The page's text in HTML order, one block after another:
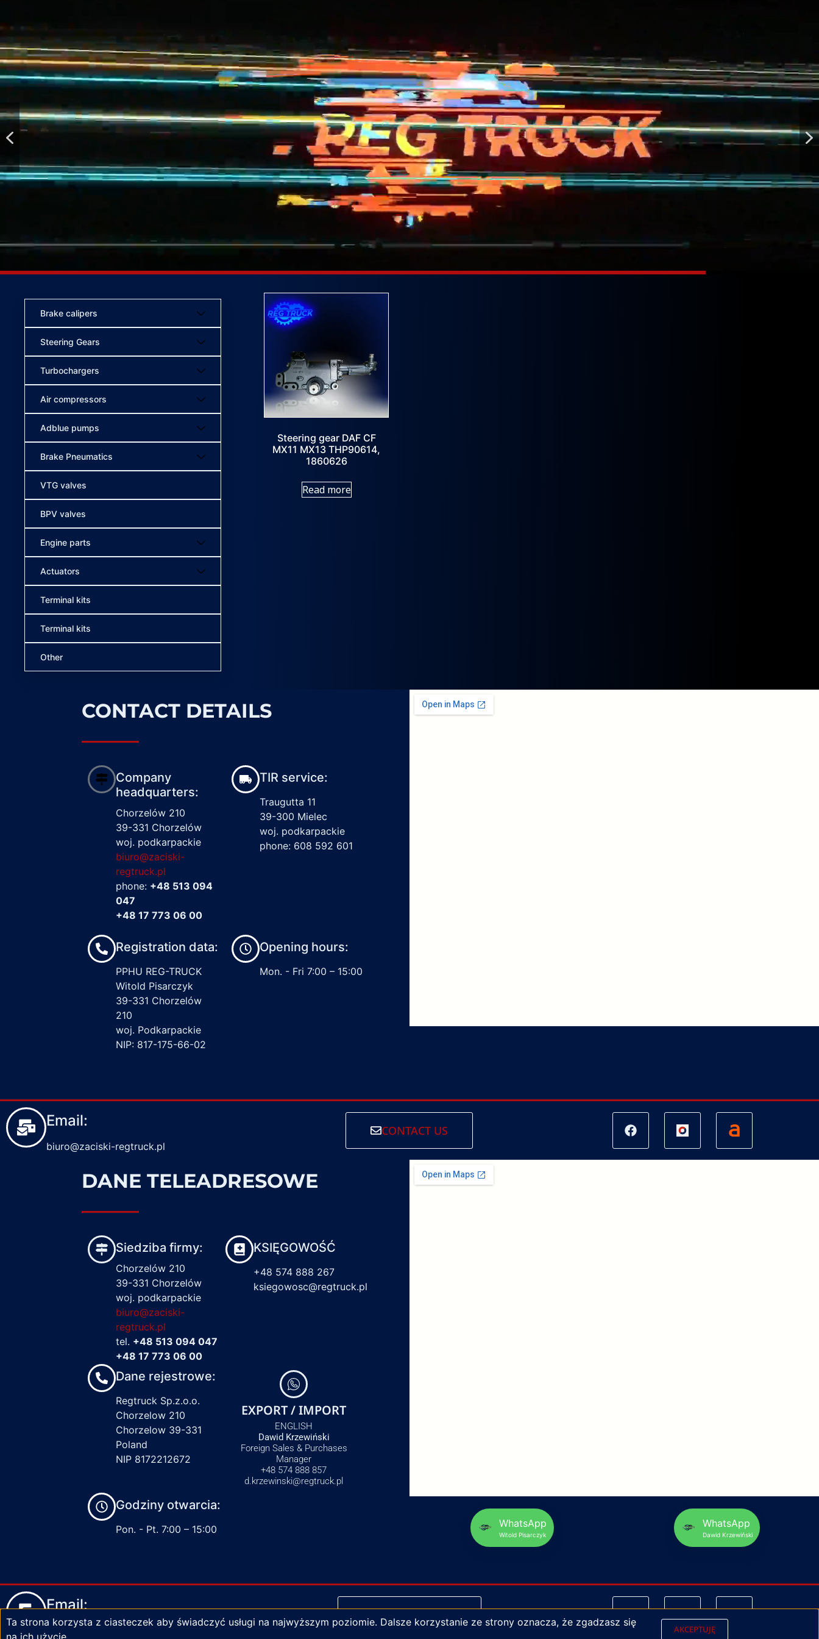
Brake calipers
Steering Gears
Turbochargers
Air compressors
Adblue pumps
Brake Pneumatics
VTG valves
BPV valves
Engine parts
Actuators
Terminal kits
Terminal kits
Other
Steering gear DAF CF
MX11 MX13 THP90614,
1860626
Read more
CONTACT DETAILS
Company
headquarters:
Chorzelów 210
39-331 Chorzelów
woj. podkarpackie
biuro@zaciski-
regtruck.pl
phone: +48 513 094
047
+48 17 773 06 00
TIR service:
Traugutta 11
39-300 Mielec
woj. podkarpackie
phone: 608 592 601
Registration data:
PPHU REG-TRUCK
Witold Pisarczyk
39-331 Chorzelów
210
woj. Podkarpackie
NIP: 817-175-66-02
Opening hours:
Mon. - Fri 7:00 – 15:00
Email:
biuro@zaciski-regtruck.pl
CONTACT US
DANE TELEADRESOWE
Siedziba firmy:
Chorzelów 210
39-331 Chorzelów
woj. podkarpackie
biuro@zaciski-
regtruck.pl
tel. +48 513 094 047
+48 17 773 06 00
KSIĘGOWOŚĆ
+48 574 888 267
ksiegowosc@regtruck.pl
Dane rejestrowe:
Regtruck Sp.z.o.o.
Chorzelow 210
Chorzelow 39-331
Poland
NIP 8172212672
EXPORT / IMPORT
ENGLISH
Dawid Krzewiński
Foreign Sales & Purchases
Manager
+48 574 888 857
d.krzewinski@regtruck.pl
Godziny otwarcia:
Pon. - Pt. 7:00 – 15:00
WhatsApp
Witold Pisarczyk
WhatsApp
Dawid Krzewiński
Email:
biuro@zaciski-regtruck.pl
NAPISZ DO NAS
Ta strona korzysta z ciasteczek aby świadczyć usługi na najwyższym poziomie. Dalsze korzystanie ze strony oznacza, że zgadzasz się
na ich użycie
AKCEPTUJĘ